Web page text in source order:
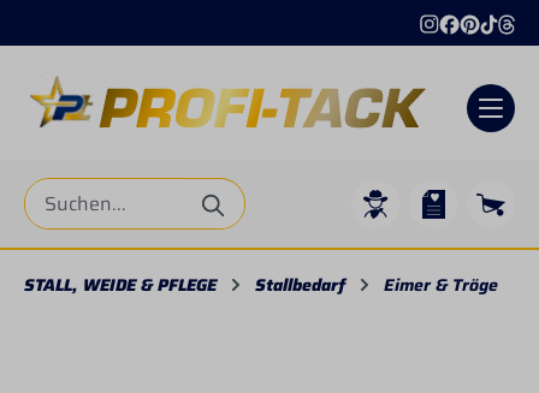
STALL, WEIDE & PFLEGE Stallbedarf Eimer & Tröge